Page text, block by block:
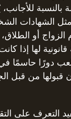
للأجانب،
مثل الشهادات
أو
لها إذا
دورًا حاسمًا
قبولها من قبل
التعرف على